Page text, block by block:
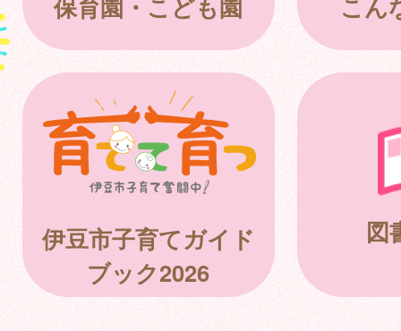
保育園・こども園 こん
伊豆市子育てガイド
ブック2026
図